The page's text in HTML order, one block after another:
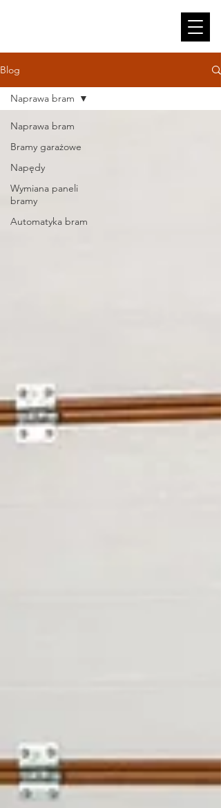
Blog
Naprawa bram
Bramy garażowe
Napędy
Wymiana paneli
bramy
Automatyka bram
Naprawa bram